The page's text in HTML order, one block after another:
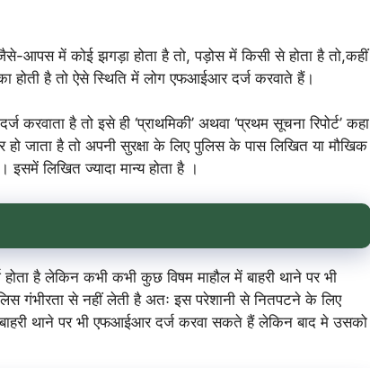
में कोई झगड़ा होता है तो, पड़ोस में किसी से होता है तो,कहीं
होती है तो ऐसे स्थिति में लोग एफआईआर दर्ज करवाते हैं।
करवाता है तो इसे ही ‘प्राथमिकी’ अथवा ‘प्रथम सूचना रिपोर्ट’ कहा
जाता है तो अपनी सुरक्षा के लिए पुलिस के पास लिखित या मौखिक
लिखित ज्यादा मान्य होता है ।
है लेकिन कभी कभी कुछ विषम माहौल में बाहरी थाने पर भी
गंभीरता से नहीं लेती है अतः इस परेशानी से नितपटने के लिए
थाने पर भी एफआईआर दर्ज करवा सकते हैं लेकिन बाद मे उसको